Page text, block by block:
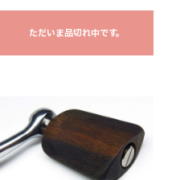
ただいま品切れ中です。